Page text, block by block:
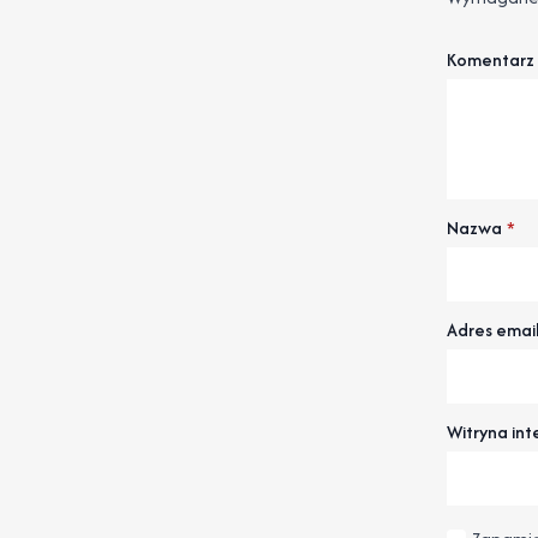
Komentarz
Nazwa *
Adres email
Witryna